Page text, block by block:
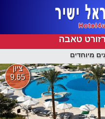
טאבה
מיוחדים
ציון
9.65